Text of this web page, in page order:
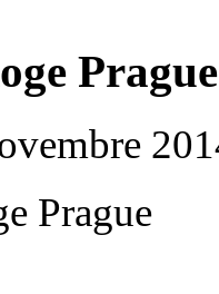
Prague
Prague